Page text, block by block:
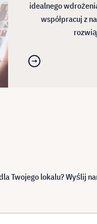
idealnego
współpracuj z
Twojego lokalu? Wyślij